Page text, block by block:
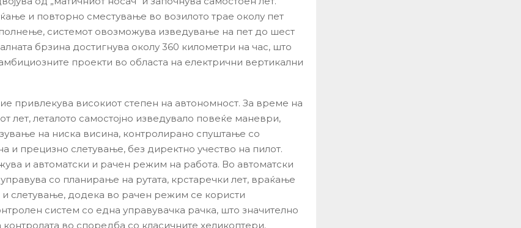
и повторно сместување во возилото трае околу пет
системот овозможува изведување на пет до шест
брзина достигнува околу 360 километри на час, што
проекти во областа на електрични вертикални
привлекува високиот степен на автономност. За време на
лет, леталото самостојно изведувало повеќе маневри,
на ниска висина, контролирано спуштање со
и прецизно слетување, без директно учество на пилот.
и автоматски и рачен режим на работа. Во автоматски
со планирање на рутата, крстаречки лет, враќање
слетување, додека во рачен режим се користи
систем со една управувачка рачка, што значително
контролата во споредба со класичните хеликоптери.